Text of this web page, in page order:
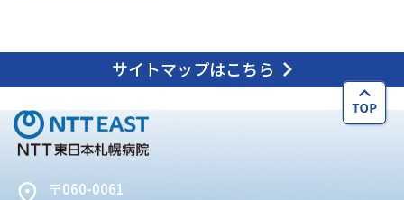
サイトマップはこちら
〒060-0061